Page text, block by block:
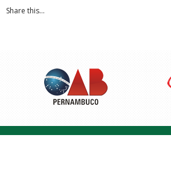
Share this...